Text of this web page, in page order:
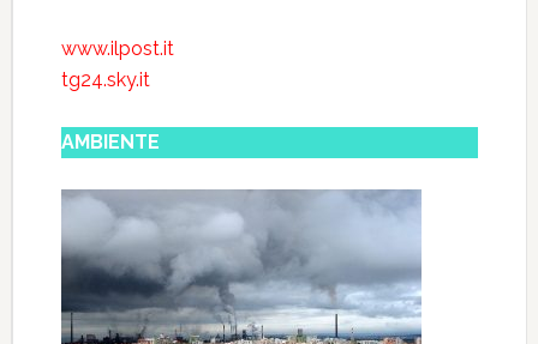
www.ilpost.it
tg24.sky.it
AMBIENTE